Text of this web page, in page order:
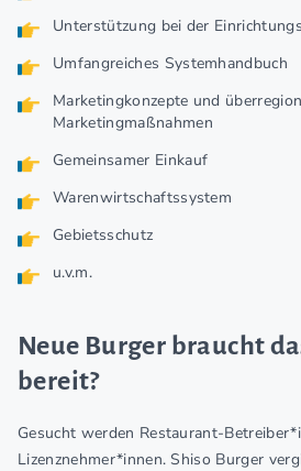
Unterstützung bei der
Umfangreiches Systemhandbuch
Marketingkonzepte und
Marketingmaßnahmen
Gemeinsamer Einkauf
Warenwirtschaftssystem
Gebietsschutz
u.v.m.
Neue Burger braucht
bereit?
Gesucht werden Restaurant-
Lizenznehmer*innen. Shiso Burger